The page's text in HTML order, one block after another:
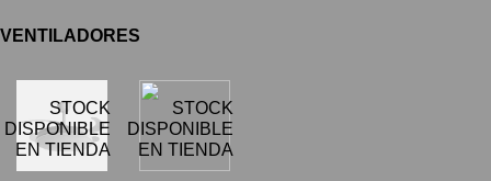
VENTILADORES
STOCK
DISPONIBLE
EN TIENDA
STOCK
DISPONIBLE
EN TIENDA